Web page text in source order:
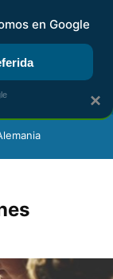
RENTA
×
en Google